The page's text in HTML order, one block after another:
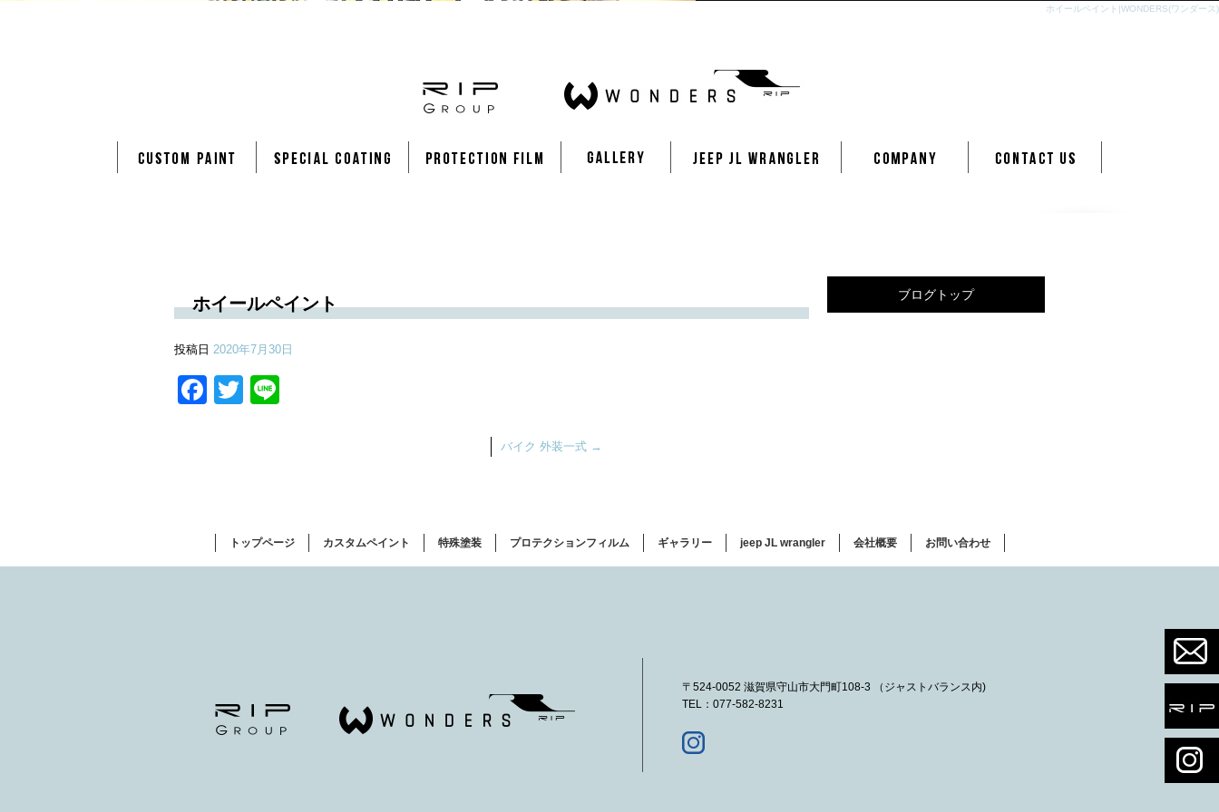
ホイールペイント|WONDERS(ワンダース)
ホイールペイント
投稿日 2020年7月30日
Facebook
Twitter
バイク 外装一式 →
ブログトップ
トップページ カスタムペイント 特殊塗装 プロテクションフィルム ギャラリー jeep JL wrangler 会社概要 お問い合わせ
〒524-0052 滋賀県守山市大門町108-3 （ジャストバランス内)
TEL：077-582-8231